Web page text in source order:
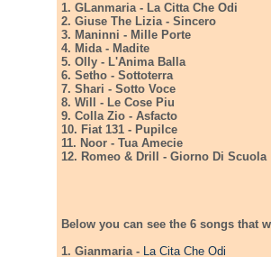
1. GLanmaria - La Citta Che Odi
2. Giuse The Lizia - Sincero
3. Maninni - Mille Porte
4. Mida - Madite
5. Olly - L'Anima Balla
6. Setho - Sottoterra
7. Shari - Sotto Voce
8. Will - Le Cose Piu
9. Colla Zio - Asfacto
10. Fiat 131 - Pupilce
11. Noor - Tua Amecie
12. Romeo & Drill - Giorno Di Scuola
Below you can see the 6 songs that
1. Gianmaria - La Cita Che Odi